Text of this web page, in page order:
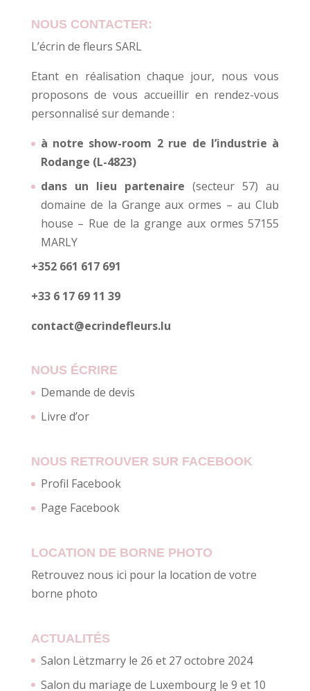
NOUS CONTACTER:
L’écrin de fleurs SARL
Etant en réalisation chaque jour, nous vous
proposons de vous accueillir en rendez-vous
personnalisé sur demande :
à notre show-room 2 rue de l’industrie à
Rodange (L-4823)
dans un lieu partenaire (secteur 57) au
domaine de la Grange aux ormes – au Club
house – Rue de la grange aux ormes 57155
MARLY
+352 661 617 691
+33 6 17 69 11 39
contact@ecrindefleurs.lu
NOUS ÉCRIRE
Demande de devis
Livre d’or
NOUS RETROUVER SUR FACEBOOK
Profil Facebook
Page Facebook
LOCATION DE BORNE PHOTO
Retrouvez nous ici pour la location de votre
borne photo
ACTUALITÉS
Salon Lëtzmarry le 26 et 27 octobre 2024
Salon du mariage de Luxembourg le 9 et 10